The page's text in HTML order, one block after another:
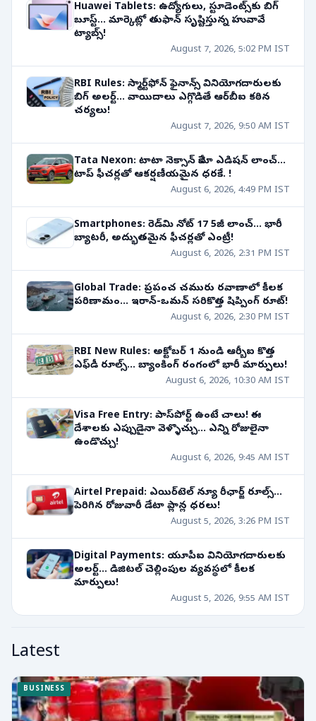
Huawei Tablets: ఉద్యోగులు, స్టూడెంట్స్‌కు బిగ్
బూస్ట్... మార్కెట్లో తుఫాన్ సృష్టిస్తున్న హువావే
ట్యాబ్స్!
August 7, 2026, 5:02 PM IST
RBI Rules: స్మార్ట్‌ఫోన్ ఫైనాన్స్ వినియోగదారులకు
బిగ్ అలర్ట్... వాయిదాలు ఎగ్గొడితే ఆర్‌బీఐ కఠిన
చర్యలు!
August 7, 2026, 9:50 AM IST
Tata Nexon: టాటా నెక్సాన్ కేమో ఎడిషన్ లాంచ్...
టాప్ ఫీచర్లతో ఆకర్షణీయమైన ధరకే... !
August 6, 2026, 4:49 PM IST
Smartphones: రెడ్‌మి నోట్ 17 5జీ లాంచ్... భారీ
బ్యాటరీ, అద్భుతమైన ఫీచర్లతో ఎంట్రీ!
August 6, 2026, 2:31 PM IST
Global Trade: ప్రపంచ చమురు రవాణాలో కీలక
పరిణామం... ఇరాన్-ఒమన్ సరికొత్త షిప్పింగ్ రూట్!
August 6, 2026, 2:30 PM IST
RBI New Rules: అక్టోబర్ 1 నుండి ఆర్బీఐ కొత్త
ఎఫ్‌డీ రూల్స్... బ్యాంకింగ్ రంగంలో భారీ మార్పులు!
August 6, 2026, 10:30 AM IST
Visa Free Entry: పాస్‌పోర్ట్ ఉంటే చాలు! ఈ
దేశాలకు ఎప్పుడైనా వెళ్ళొచ్చు... ఎన్ని రోజులైనా
ఉండొచ్చు!
August 6, 2026, 9:45 AM IST
Airtel Prepaid: ఎయిర్‌టెల్ న్యూ రీఛార్జ్ రూల్స్...
పెరిగిన రోజువారీ డేటా ప్లాన్ల ధరలు!
August 5, 2026, 3:26 PM IST
Digital Payments: యూపీఐ వినియోగదారులకు
అలర్ట్... డిజిటల్ చెల్లింపుల వ్యవస్థలో కీలక
మార్పులు!
August 5, 2026, 9:55 AM IST
Latest
BUSINESS